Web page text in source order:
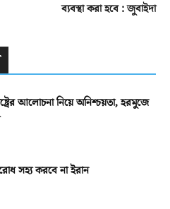
ব্যবস্থা করা হবে : জুবাইদা
আলোচনা নিয়ে অনিশ্চয়তা, হরমুজে
সহ্য করবে না ইরান